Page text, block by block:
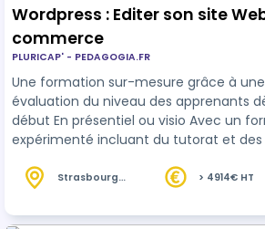
Wordpress : Editer son site
commerce
PLURICAP' - PEDAGOGIA.FR
Une formation sur-mesure grâce à une
évaluation du niveau des apprenants
début En présentiel ou visio Avec un
expérimenté incluant du tutorat et des
Strasbourg
> 4914€ HT